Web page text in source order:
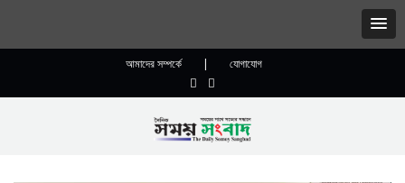
আমাদের সম্পর্কে | যোগাযোগ